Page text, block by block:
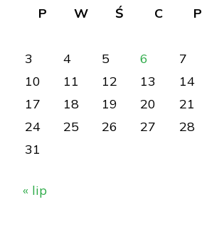
P
W Ś C P
3
4 5 6 7
10
11 12 13 14
17
18 19 20 21
24
25 26 27 28
31
« lip